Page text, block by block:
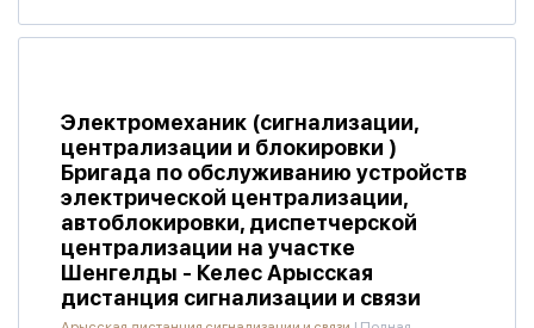
Электромеханик (сигнализации,
централизации и блокировки )
Бригада по обслуживанию устройств
электрической централизации,
автоблокировки, диспетчерской
централизации на участке
Шенгелды - Келес Арысская
дистанция сигнализации и связи